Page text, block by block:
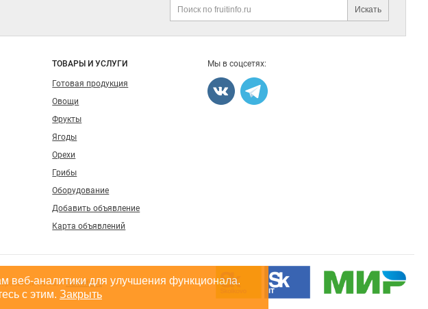
Искать
ТОВАРЫ И УСЛУГИ
Готовая продукция
Овощи
Фрукты
Ягоды
Орехи
Грибы
Оборудование
Добавить объявление
Карта объявлений
Мы в соцсетях:
на сайт fruitinfo.ru
веб-аналитики для улучшения функционала.
с этим. Закрыть